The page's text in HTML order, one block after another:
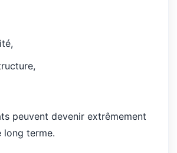
peuvent devenir extrêmement
long terme.